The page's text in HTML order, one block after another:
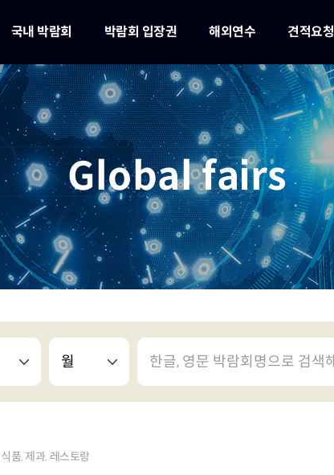
국내 박람회 박람회 입장권 해외연수 견적요청
Global fairs
식품. 제과. 레스토랑